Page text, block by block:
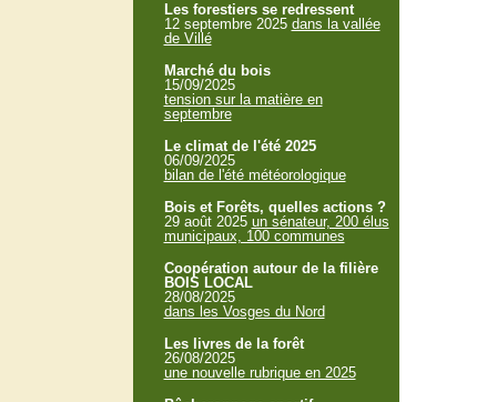
Les forestiers se redressent
12 septembre 2025 dans la vallée
de Villé
Marché du bois
15/09/2025
tension sur la matière en
septembre
Le climat de l'été 2025
06/09/2025
bilan de l'été météorologique
Bois et Forêts, quelles actions ?
29 août 2025 un sénateur, 200 élus
municipaux, 100 communes
Coopération autour de la filière
BOIS LOCAL
28/08/2025
dans les Vosges du Nord
Les livres de la forêt
26/08/2025
une nouvelle rubrique en 2025